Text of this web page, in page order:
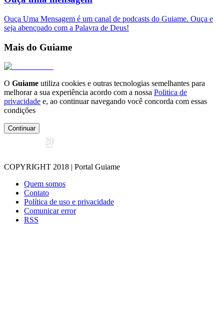
Ouça Uma Mensagem é um canal de podcasts do Guiame. Ouça e
seja abençoado com a Palavra de Deus!
Mais do Guiame
O Guiame utiliza cookies e outras tecnologias semelhantes para
melhorar a sua experiência acordo com a nossa Politica de
privacidade e, ao continuar navegando você concorda com essas
condições
Continuar
COPYRIGHT 2018 | Portal Guiame
Quem somos
Contato
Política de uso e privacidade
Comunicar error
RSS